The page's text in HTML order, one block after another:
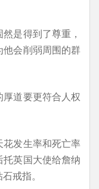
是得到了尊重，
会削弱周围的群
道要更符合人权
发生率和死亡率
英国大使给詹纳
戒指。